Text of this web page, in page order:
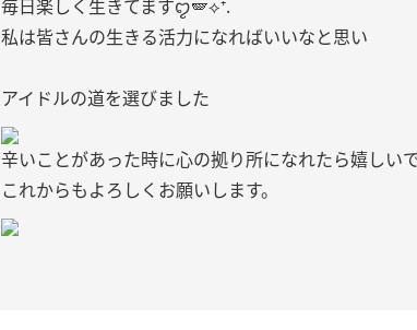
毎日楽しく生きてますꨄ🪽⟡⁺.
私は皆さんの生きる活力になればいいなと思い
アイドルの道を選びました
辛いことがあった時に心の拠り所になれたら嬉しい
これからもよろしくお願いします。